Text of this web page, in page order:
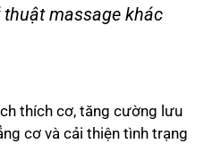
massage khác
thích cơ, tăng cường lưu
cơ và cải thiện tình trạng